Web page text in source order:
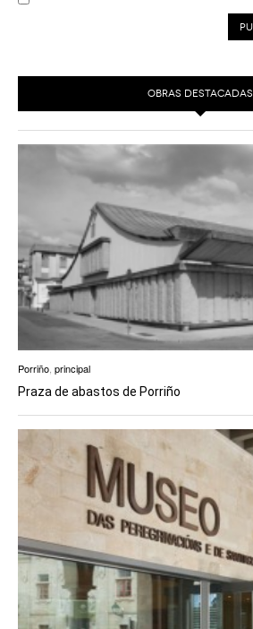
OBRAS DESTACADAS
Porriño, principal
Praza de abastos de Porriño